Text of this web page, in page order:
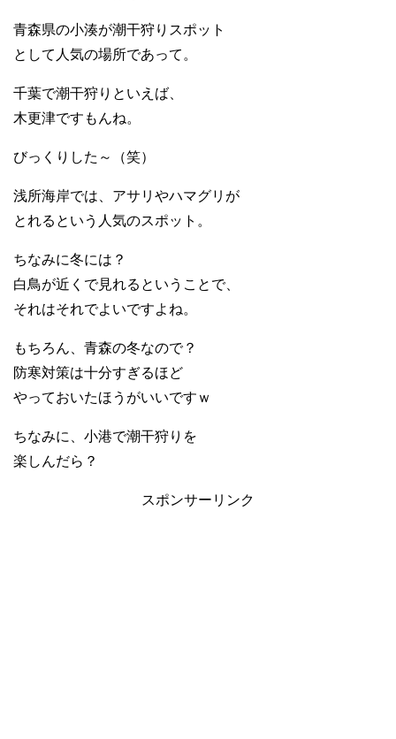
青森県の小湊が潮干狩りスポット
として人気の場所であって。
千葉で潮干狩りといえば、
木更津ですもんね。
びっくりした～（笑）
浅所海岸では、アサリやハマグリが
とれるという人気のスポット。
ちなみに冬には？
白鳥が近くで見れるということで、
それはそれでよいですよね。
もちろん、青森の冬なので？
防寒対策は十分すぎるほど
やっておいたほうがいいですｗ
ちなみに、小港で潮干狩りを
楽しんだら？
スポンサーリンク